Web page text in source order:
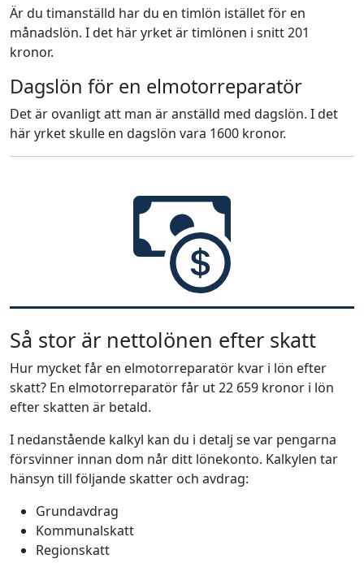
Är du timanställd har du en timlön istället för en
månadslön. I det här yrket är timlönen i snitt 201
kronor.
Dagslön för en elmotorreparatör
Det är ovanligt att man är anställd med dagslön. I det
här yrket skulle en dagslön vara 1600 kronor.
Så stor är nettolönen efter skatt
Hur mycket får en elmotorreparatör kvar i lön efter
skatt? En elmotorreparatör får ut 22 659 kronor i lön
efter skatten är betald.
I nedanstående kalkyl kan du i detalj se var pengarna
försvinner innan dom når ditt lönekonto. Kalkylen tar
hänsyn till följande skatter och avdrag:
Grundavdrag
Kommunalskatt
Regionskatt